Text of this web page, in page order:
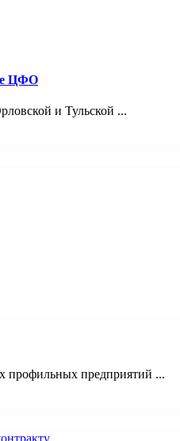
ЦФО
и Тульской ...
профильных предприятий ...